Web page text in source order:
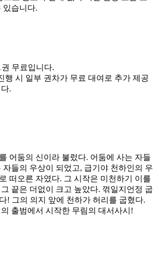
있습니다.
무료입니다.
행 시 일부 권차가 무료 대여로 추가 제공
.
어둠의 신이라 불렀다. 어둠에 사는 자들
자들의 우상이 되었고, 급기야 천하인의 우
떠오른 자였다. 그 시작은 미천하기 이를
끝은 더없이 크고 높았다. 꺾일지언정 굽
! 그의 의지 앞에 천하가 허리를 굽혔다.
출범에서 시작한 무림의 대서사시!